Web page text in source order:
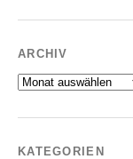
ARCHIV
Archiv
KATEGORIEN